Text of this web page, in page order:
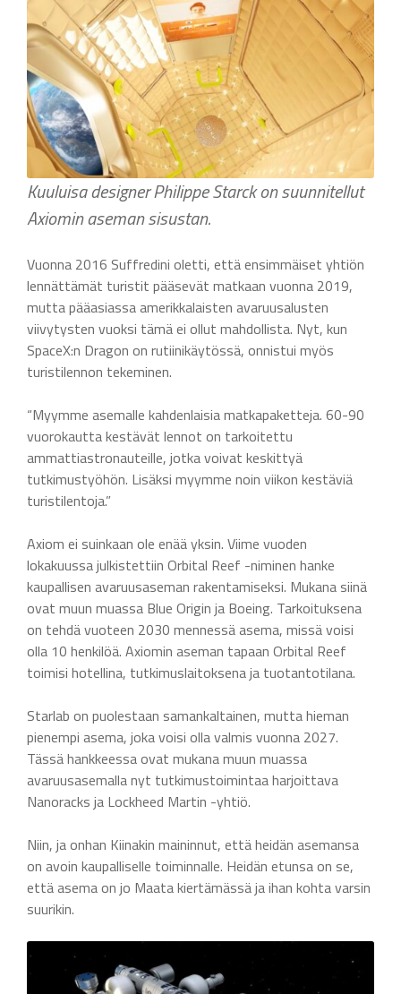
Kuuluisa designer Philippe Starck on suunnitellut
Axiomin aseman sisustan.
Vuonna 2016 Suffredini oletti, että ensimmäiset yhtiön
lennättämät turistit pääsevät matkaan vuonna 2019,
mutta pääasiassa amerikkalaisten avaruusalusten
viivytysten vuoksi tämä ei ollut mahdollista. Nyt, kun
SpaceX:n Dragon on rutiinikäytössä, onnistui myös
turistilennon tekeminen.
“Myymme asemalle kahdenlaisia matkapaketteja. 60-90
vuorokautta kestävät lennot on tarkoitettu
ammattiastronauteille, jotka voivat keskittyä
tutkimustyöhön. Lisäksi myymme noin viikon kestäviä
turistilentoja.”
Axiom ei suinkaan ole enää yksin. Viime vuoden
lokakuussa julkistettiin Orbital Reef -niminen hanke
kaupallisen avaruusaseman rakentamiseksi. Mukana siinä
ovat muun muassa Blue Origin ja Boeing. Tarkoituksena
on tehdä vuoteen 2030 mennessä asema, missä voisi
olla 10 henkilöä. Axiomin aseman tapaan Orbital Reef
toimisi hotellina, tutkimuslaitoksena ja tuotantotilana.
Starlab on puolestaan samankaltainen, mutta hieman
pienempi asema, joka voisi olla valmis vuonna 2027.
Tässä hankkeessa ovat mukana muun muassa
avaruusasemalla nyt tutkimustoimintaa harjoittava
Nanoracks ja Lockheed Martin -yhtiö.
Niin, ja onhan Kiinakin maininnut, että heidän asemansa
on avoin kaupalliselle toiminnalle. Heidän etunsa on se,
että asema on jo Maata kiertämässä ja ihan kohta varsin
suurikin.